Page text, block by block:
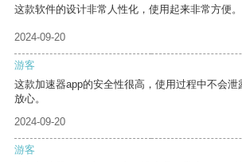
这款软件的设计非常人性化，使用起来非常方便。
2024-09-20
游客
这款加速器app的安全性很高，使用过程中不会泄
放心。
2024-09-20
游客